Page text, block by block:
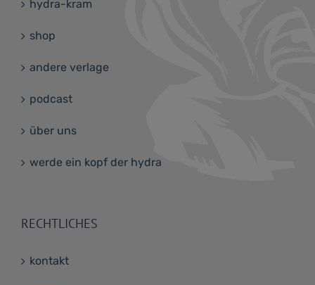
hydra-kram
shop
andere verlage
podcast
über uns
werde ein kopf der hydra
RECHTLICHES
kontakt